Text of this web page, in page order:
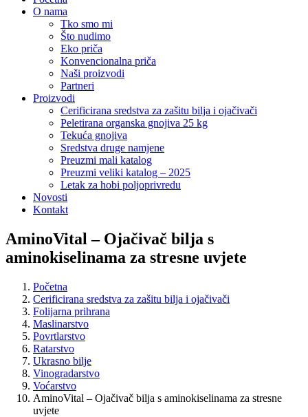
O nama
Tko smo mi
Što nudimo
Eko priča
Konvencionalna priča
Naši proizvodi
Partneri
Proizvodi
Cerificirana sredstva za zašitu bilja i ojačivači
Peletirana organska gnojiva 25 kg
Tekuća gnojiva
Sredstva druge namjene
Preuzmi mali katalog
Preuzmi veliki katalog – 2025
Letak za hobi poljoprivredu
Novosti
Kontakt
AminoVital – Ojačivač bilja s
aminokiselinama za stresne uvjete
Početna
Cerificirana sredstva za zašitu bilja i ojačivači
Folijarna prihrana
Maslinarstvo
Povrtlarstvo
Ratarstvo
Ukrasno bilje
Vinogradarstvo
Voćarstvo
AminoVital – Ojačivač bilja s aminokiselinama za stresne
uvjete